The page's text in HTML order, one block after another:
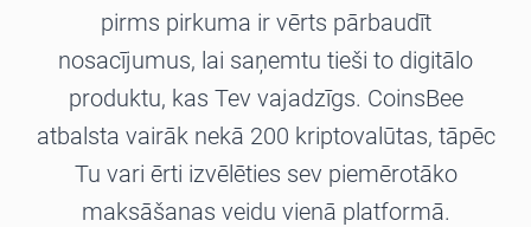
pirms pirkuma ir vērts pārbaudīt
nosacījumus, lai saņemtu tieši to digitālo
produktu, kas Tev vajadzīgs. CoinsBee
atbalsta vairāk nekā 200 kriptovalūtas, tāpēc
Tu vari ērti izvēlēties sev piemērotāko
maksāšanas veidu vienā platformā.